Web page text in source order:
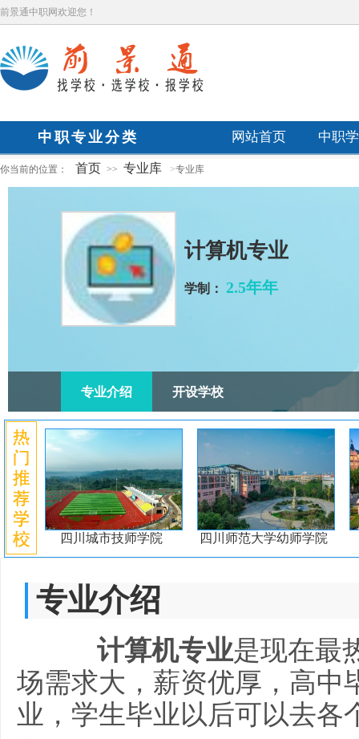
前景通中职网欢迎您！
中职专业分类 网站首页 中职
你当前的位置： 首页 >> 专业库 >专业库
计算机专业
学制： 2.5年年
专业介绍 开设学校
四川城市技师学院 四川师范大学幼师学院
专业介绍
计算机专业是现在最
场需求大，薪资优厚，高中
业，学生毕业以后可以去各